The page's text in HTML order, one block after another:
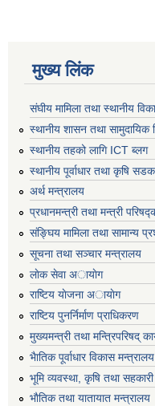
मुख्य लिंक
संघीय मामिला तथा स्थानीय
स्थानीय शासन तथा सामुदायिक
स्थानीय तहको लागि ICT ब्लग
स्थानीय पूर्वाधार तथा कृषि
अर्थ मन्त्रालय
प्रधानमन्त्री तथा मन्त्री
संङ्घिय मामिला तथा सामान्य
सूचना तथा सञ्चार मन्त्रालय
लाेक सेवा अायाेग
राष्टिय याेजना अायाेग
राष्टिय पुनर्निर्माण प्राधिकरण
मुख्यमन्त्री तथा मन्त्रिपरिषद्
भैातिक पूर्वाधार विकास मन्त्रालय
भूमि व्यवस्था, कृषि तथा
भाैतिक तथा यातायात मन्त्रालय